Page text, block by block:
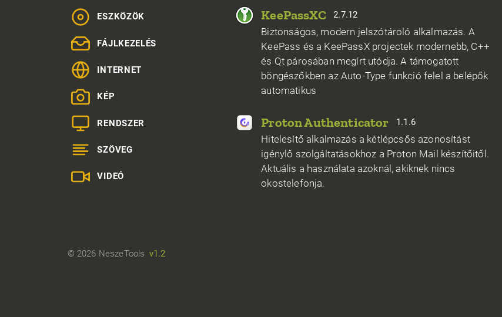
ESZKÖZÖK
FÁJLKEZELÉS
INTERNET
KÉP
RENDSZER
SZÖVEG
VIDEÓ
KeePassXC 2.7.12
Biztonságos, modern jelszótároló alkalmazás. A
KeePass és a KeePassX projectek modernebb, C++
és Qt párosában megírt utódja. A támogatott
böngészőkben az Auto-Type funkció felel a belépők
automatikus
Proton Authenticator 1.1.6
Hitelesítő alkalmazás a kétlépcsős azonosítást
igénylő szolgáltatásokhoz a Proton Mail készítőitől.
Aktuális a használata azoknál, akiknek nincs
okostelefonja.
© 2026 NeszeTools v1.2